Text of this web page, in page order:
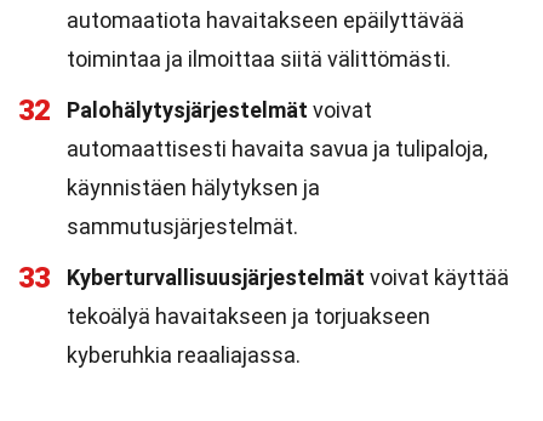
automaatiota havaitakseen epäilyttävää
toimintaa ja ilmoittaa siitä välittömästi.
32 Palohälytysjärjestelmät voivat
automaattisesti havaita savua ja tulipaloja,
käynnistäen hälytyksen ja
sammutusjärjestelmät.
33 Kyberturvallisuusjärjestelmät voivat käyttää
tekoälyä havaitakseen ja torjuakseen
kyberuhkia reaaliajassa.